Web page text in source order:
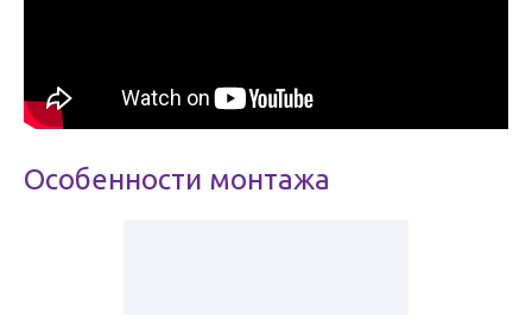
Особенности монтажа